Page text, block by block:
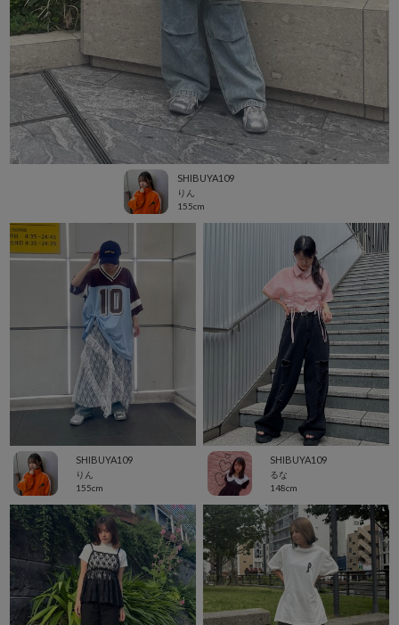
SHIBUYA109
りん
155cm
SHIBUYA109
りん
155cm
SHIBUYA109
るな
148cm